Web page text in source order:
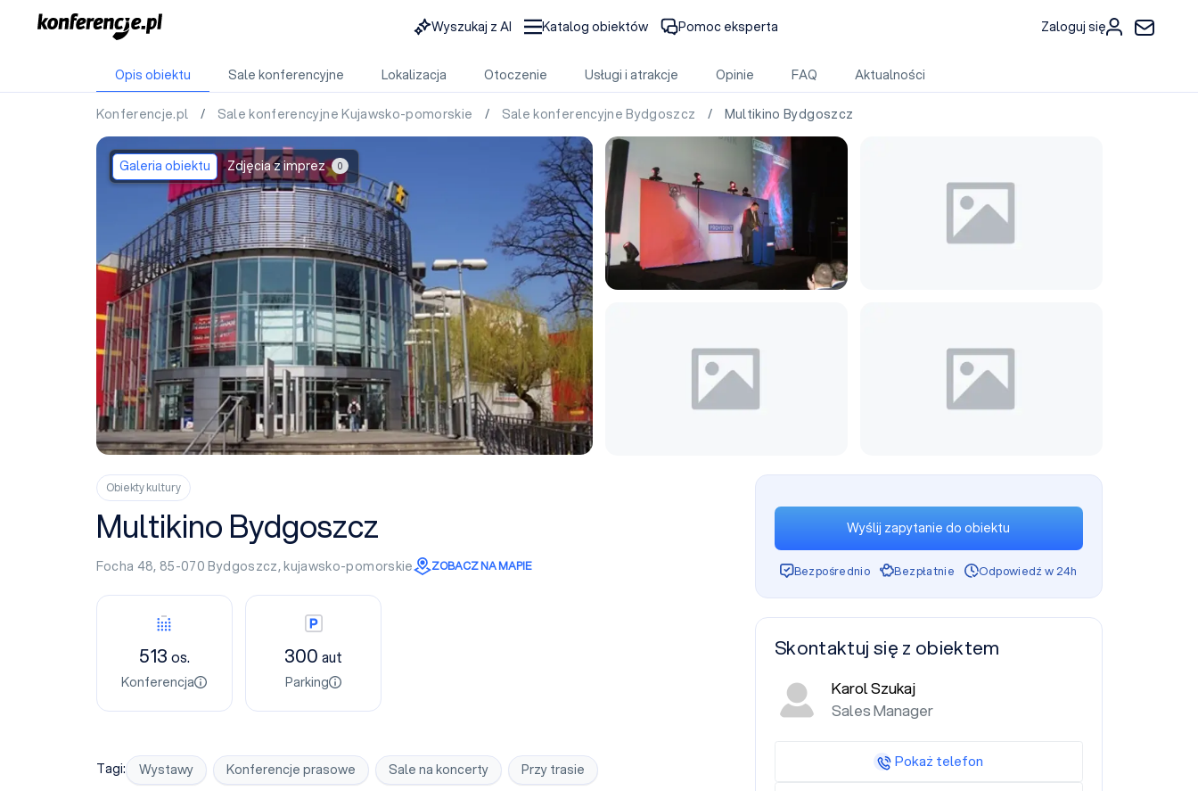
Wyszukaj z AI Katalog obiektów Pomoc eksperta Zaloguj się
Opis obiektu Sale konferencyjne Lokalizacja Otoczenie Usługi i atrakcje Opinie FAQ Aktualności
Konferencje.pl / Sale konferencyjne Kujawsko-pomorskie / Sale konferencyjne Bydgoszcz / Multikino Bydgoszcz
Galeria obiektu Zdjęcia z imprez 0
Obiekty kultury
Multikino Bydgoszcz
Focha 48, 85-070Bydgoszcz,kujawsko-pomorskie ZOBACZ NA MAPIE
Konferencja
513 os.
Konferencja
Parking
300aut
Parking
Tagi: Wystawy Konferencje prasowe Sale na koncerty Przy trasie
Wyślij zapytanie do obiektu
Bezpośrednio Bezpłatnie Odpowiedź w 24h
Skontaktuj się z obiektem
Karol Szukaj
Sales Manager
Pokaż telefon